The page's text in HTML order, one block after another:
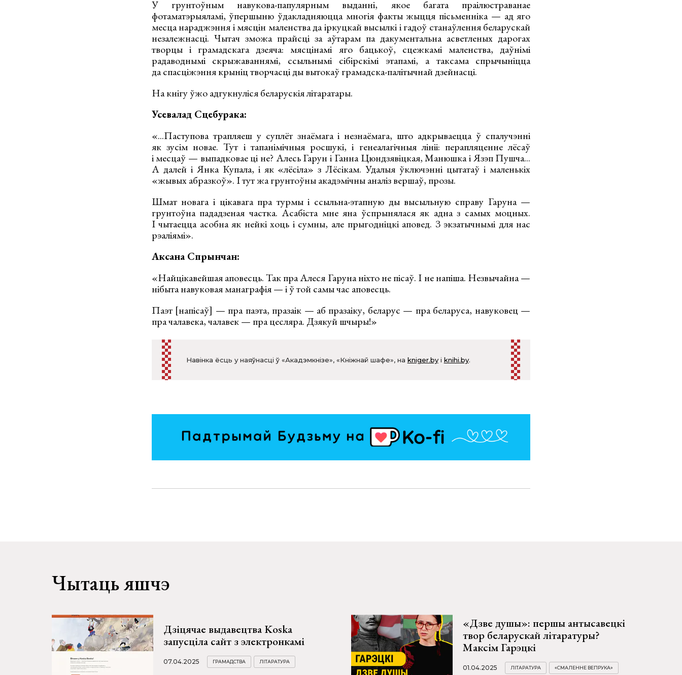
У грунтоўным навукова-папулярным выданні, якое багата праілюстраванае
фотаматэрыяламі, ўпершыню ўдакладняюцца многія факты жыцця пісьменніка — ад яго
месца нараджэння і мясцін маленства да іркуцкай высылкі і гадоў станаўлення беларускай
незалежнасці. Чытач зможа прайсці за аўтарам па дакументальна асветленых дарогах
творцы і грамадскага дзеяча: мясцінамі яго бацькоў, сцежкамі маленства, даўнімі
радаводнымі скрыжаваннямі, ссыльнымі сібірскімі этапамі, а таксама спрычыніцца
да спасціжэння крыніц творчасці ды вытокаў грамадска-палітычнай дзейнасці.
На кнігу ўжо адгукнуліся беларускія літаратары.
Усевалад Сцебурака:
«...Паступова трапляеш у суплёт знаёмага і незнаёмага, што адкрываецца ў спалучэнні
як зусім новае. Тут і тапанімічныя росшукі, і генеалагічныя лініі: перапляценне лёсаў
і месцаў — выпадковае ці не? Алесь Гарун і Ганна Цюндзявіцкая, Манюшка і Язэп Пушча...
А далей і Янка Купала, і як «лёсіла» з Лёсікам. Удалыя ўключэнні цытатаў і маленькіх
«жывых абразкоў». І тут жа грунтоўны акадэмічны аналіз вершаў, прозы.
Шмат новага і цікавага пра турмы і ссыльна-этапную ды высыльную справу Гаруна —
грунтоўна пададзеная частка. Асабіста мне яна ўспрынялася як адна з самых моцных.
І чытаецца асобна як нейкі хоць і сумны, але прыгодніцкі аповед. З экзатычнымі для нас
рэаліямі».
Аксана Спрынчан:
«Найцікавейшая аповесць. Так пра Алеся Гаруна ніхто не пісаў. І не напіша. Незвычайна —
нібыта навуковая манаграфія — і ў той самы час аповесць.
Паэт [напісаў] — пра паэта, празаік — аб празаіку, беларус — пра беларуса, навуковец —
пра чалавека, чалавек — пра цесляра. Дзякуй шчыры!»
Навінка ёсць у наяўнасці ў «Акадэмкнізе», «Кніжнай шафе», на kniger.byі knihi.by.
Чытаць яшчэ
Дзіцячае выдавецтва Koska
запусціла сайт з электронкамі
07.04.2025 ГРАМАДСТВА ЛІТАРАТУРА
«Дзве душы»: першы антысавецкі
твор беларускай літаратуры?
Максім Гарэцкі
01.04.2025 ЛІТАРАТУРА «СМАЛЕННЕ ВЕПРУКА»